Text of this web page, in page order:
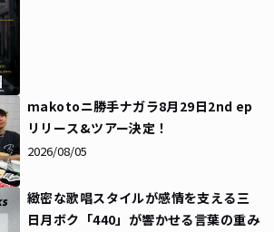
makotoニ勝手ナガラ8月29日2nd ep
リリース&ツアー決定！
2026/08/05
緻密な歌唱スタイルが感情を支える――三
日月ボク「440」が響かせる言葉の重み